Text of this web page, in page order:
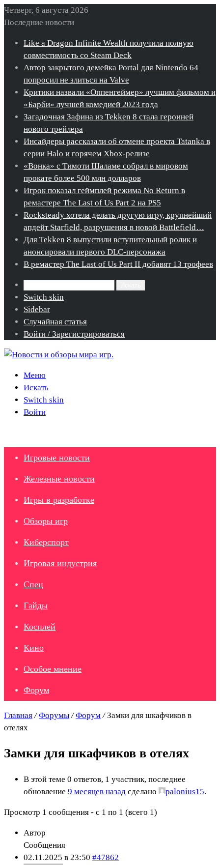
Четверг, 6 августа 2026
Последние новости
Like a Dragon Infinite Wealth получила полную
совместимость со Steam Deck
Автор закрытого демейка Portal для Nintendo 64
попросил не злиться на Valve
Критики назвали «Оппенгеймер» лучшим фильмом и
«Барби» лучшей комедией 2023 года
Загадочная Зафина из Tekken 8 стала героиней
нового трейлера
Инсайдеры рассказали об отмене проекта Tatanka в
серии Halo и горячем Xbox-релизе
«Вонка» с Тимоти Шаламе собрал в мировом
прокате более 500 млн долларов
Игрок показал геймплей режима No Return в
ремастере The Last of Us Part 2 на PS5
Rocksteady хотела делать другую игру, крупнейший
апдейт Starfield, разрушения в новой Battlefield…
Для Tekken 8 выпустили вступительный ролик и
анонсировали первого DLC-персонажа
В ремастер The Last of Us Part II добавят 13 трофеев
Switch skin
Sidebar
Случайная статья
Войти / Зарегистрироваться
Меню
Искать
Switch skin
Войти
Игровые новости
Железные новости
Игры в разработке
Обзоры игр
Киберспорт
Игровая индустрия
Спец
Гайды
Косплей
Кино
Особое мнение
Форум
Главная / Форумы / Форум / Замки для шкафчиков в
отелях
Замки для шкафчиков в отелях
В этой теме 0 ответов, 1 участник, последнее
обновление 9 месяцев назад сделано palonius15.
Просмотр 1 сообщения - с 1 по 1 (всего 1)
Автор
Сообщения
02.11.2025 в 23:50 #47862